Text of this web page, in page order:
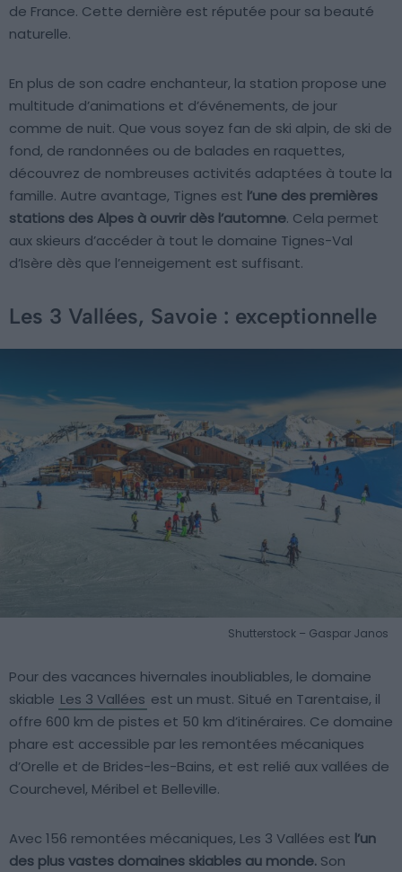
de France. Cette dernière est réputée pour sa beauté
naturelle.
En plus de son cadre enchanteur, la station propose une
multitude d’animations et d’événements, de jour
comme de nuit. Que vous soyez fan de ski alpin, de ski de
fond, de randonnées ou de balades en raquettes,
découvrez de nombreuses activités adaptées à toute la
famille. Autre avantage, Tignes est l’une des premières
stations des Alpes à ouvrir dès l’automne. Cela permet
aux skieurs d’accéder à tout le domaine Tignes-Val
d’Isère dès que l’enneigement est suffisant.
Les 3 Vallées, Savoie : exceptionnelle
Shutterstock – Gaspar Janos
Pour des vacances hivernales inoubliables, le domaine
skiable Les 3 Vallées est un must. Situé en Tarentaise, il
offre 600 km de pistes et 50 km d’itinéraires. Ce domaine
phare est accessible par les remontées mécaniques
d’Orelle et de Brides-les-Bains, et est relié aux vallées de
Courchevel, Méribel et Belleville.
Avec 156 remontées mécaniques, Les 3 Vallées est l’un
des plus vastes domaines skiables au monde. Son